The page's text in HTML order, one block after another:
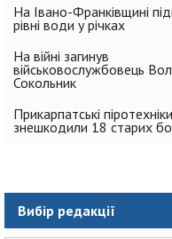
На Івано-Франківщині
рівні води у річках
На війні загинув
військовослужбовець
Сокольник
Прикарпатські піротехніки
знешкодили 18 старих
Вибір редакції